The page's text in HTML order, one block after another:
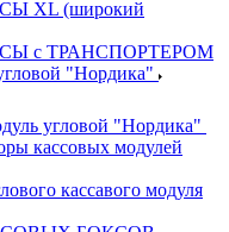
XL (широкий
с ТРАНСПОРТЕРОМ
"Нордика"
угловой "Нордика"
кассовых модулей
кассавого модуля